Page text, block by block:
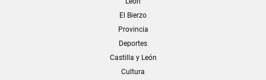
El Bierzo
Provincia
Deportes
Castilla y León
Cultura